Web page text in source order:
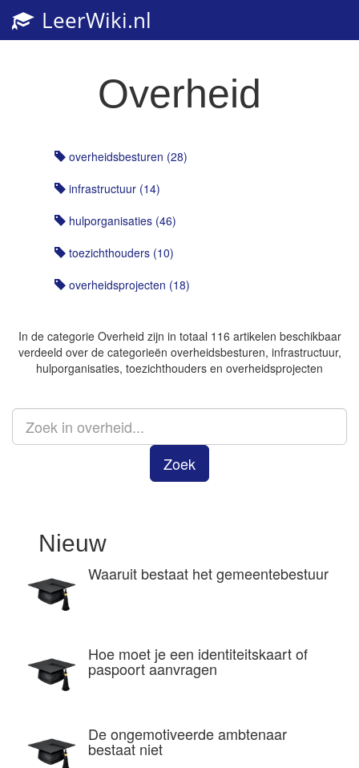
LeerWiki.nl
Overheid
overheidsbesturen (28)
infrastructuur (14)
hulporganisaties (46)
toezichthouders (10)
overheidsprojecten (18)
In de categorie Overheid zijn in totaal 116 artikelen beschikbaar
verdeeld over de categorieën overheidsbesturen, infrastructuur,
hulporganisaties, toezichthouders en overheidsprojecten
Zoek
Nieuw
Waaruit bestaat het gemeentebestuur
Hoe moet je een identiteitskaart of
paspoort aanvragen
De ongemotiveerde ambtenaar
bestaat niet